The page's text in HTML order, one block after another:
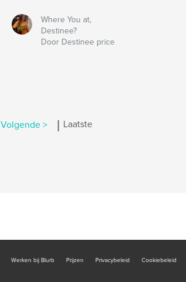
Where You at,
Destinee?
Door Destinee price
Volgende > Laatste
Werken bij Blurb Prijzen Privacybeleid Cookiebeleid